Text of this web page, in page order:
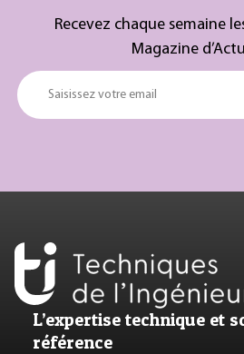
Recevez chaque semaine
Magazine
Saisissez votre email
L’expertise technique et
référence